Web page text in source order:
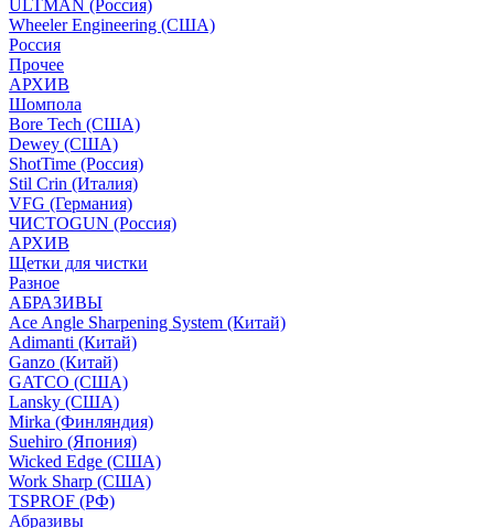
ULTMAN (Россия)
Wheeler Engineering (СШA)
Россия
Прочее
АРХИВ
Шомпола
Bore Tech (США)
Dewey (США)
ShotTime (Россия)
Stil Crin (Италия)
VFG (Германия)
ЧИСТОGUN (Россия)
АРХИВ
Щетки для чистки
Разное
АБРАЗИВЫ
Ace Angle Sharpening System (Китай)
Adimanti (Китай)
Ganzo (Китай)
GATCO (США)
Lansky (США)
Mirka (Финляндия)
Suehiro (Япония)
Wicked Edge (США)
Work Sharp (США)
TSPROF (РФ)
Абразивы